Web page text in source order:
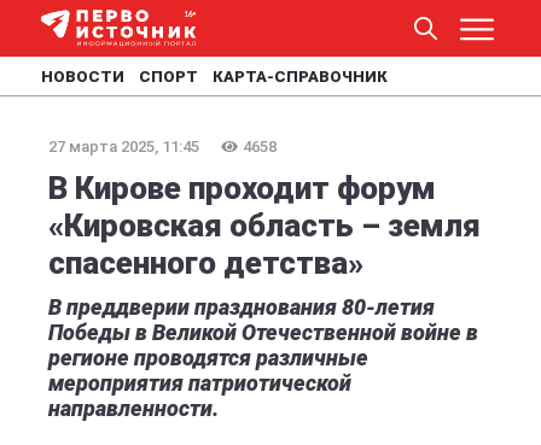
НОВОСТИ СПОРТ КАРТА-СПРАВОЧНИК
27 марта 2025, 11:45 4658
В Кирове проходит форум
«Кировская область – земля
спасенного детства»
В преддверии празднования 80-летия
Победы в Великой Отечественной войне в
регионе проводятся различные
мероприятия патриотической
направленности.